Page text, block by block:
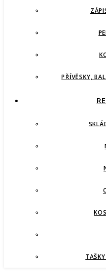
PŘÍVĚSKY,